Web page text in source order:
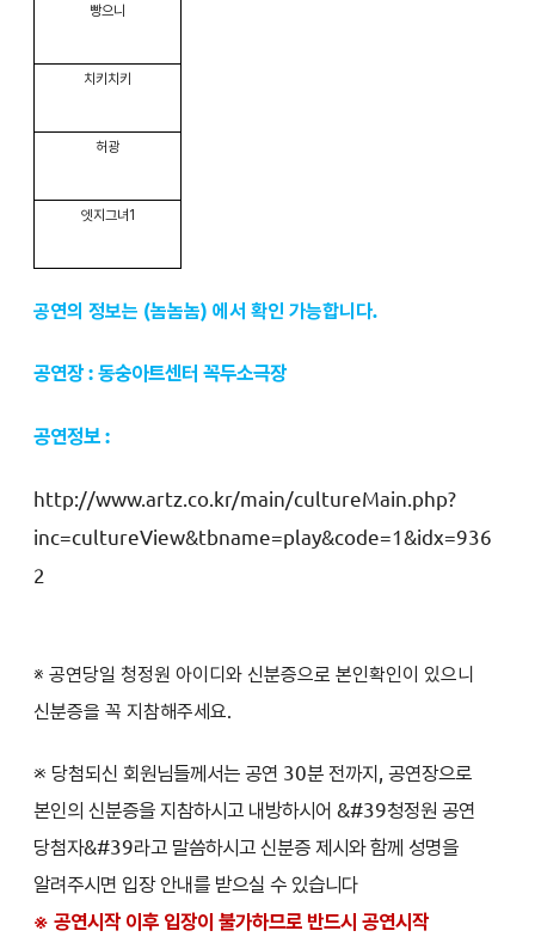
빵으니
치키치키
허광
엣지그녀1
공연의 정보는 (놈놈놈) 에서 확인 가능합니다.
공연장 : 동숭아트센터 꼭두소극장
공연정보 :
http://www.artz.co.kr/main/cultureMain.php?
inc=cultureView&tbname=play&code=1&idx=936
2
※ 공연당일 청정원 아이디와 신분증으로 본인확인이 있으니
신분증을 꼭 지참해주세요.
※ 당첨되신 회원님들께서는 공연 30분 전까지, 공연장으로
본인의 신분증을 지참하시고 내방하시어 &#39청정원 공연
당첨자&#39라고 말씀하시고 신분증 제시와 함께 성명을
알려주시면 입장 안내를 받으실 수 있습니다
※ 공연시작 이후 입장이 불가하므로 반드시 공연시작